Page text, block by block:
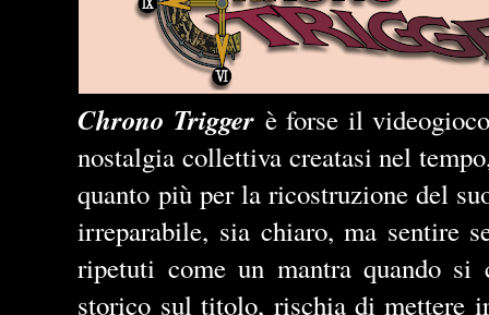
Chrono Trigger è forse il
nostalgia collettiva creatasi nel
quanto più per la ricostruzione del
irreparabile, sia chiaro, ma sentire
ripetuti come un mantra quando si
storico sul titolo, rischia di mettere